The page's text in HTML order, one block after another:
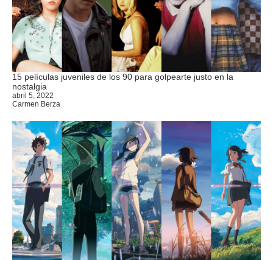
15 películas juveniles de los 90 para golpearte justo en la
nostalgia
abril 5, 2022
Carmen Berza